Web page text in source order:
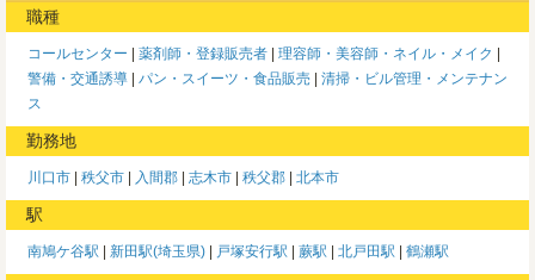
職種
コールセンター 薬剤師・登録販売者
理容師・美容師・ネイル・メイク
警備・交通誘導
パン・スイーツ・食品販売
清掃・ビル管理・メンテナン
ス
勤務地
川口市 秩父市 入間郡 志木市 秩父郡 北本市
駅
南鳩ケ谷駅 新田駅(埼玉県) 戸塚安行駅 蕨駅 北戸田駅 鶴瀬駅